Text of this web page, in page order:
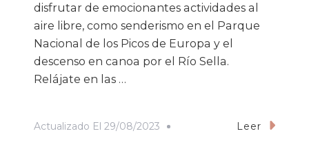
disfrutar de emocionantes actividades al
aire libre, como senderismo en el Parque
Nacional de los Picos de Europa y el
descenso en canoa por el Río Sella.
Relájate en las …
Actualizado El 29/08/2023 Leer